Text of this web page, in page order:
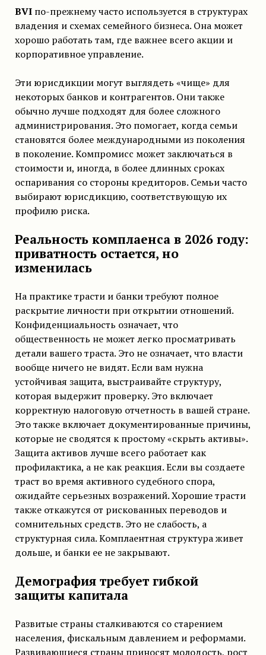
BVIпо-прежнему часто используется в структурах
владения и схемах семейного бизнеса. Она может
хорошо работать там, где важнее всего акции и
корпоративное управление.
Эти юрисдикции могут выглядеть «чище» для
некоторых банков и контрагентов. Они также
обычно лучше подходят для более сложного
администрирования. Это помогает, когда семьи
становятся более международными из поколения
в поколение. Компромисс может заключаться в
стоимости и, иногда, в более длинных сроках
оспаривания со стороны кредиторов. Семьи часто
выбирают юрисдикцию, соответствующую их
профилю риска.
Реальность комплаенса в 2026 году:
приватность остается, но
изменилась
На практике трасти и банки требуют полное
раскрытие личности при открытии отношений.
Конфиденциальность означает, что
общественность не может легко просматривать
детали вашего траста. Это не означает, что власти
вообще ничего не видят. Если вам нужна
устойчивая защита, выстраивайте структуру,
которая выдержит проверку. Это включает
корректную налоговую отчетность в вашей стране.
Это также включает документированные причины,
которые не сводятся к простому «скрыть активы».
Защита активов лучше всего работает как
профилактика, а не как реакция. Если вы создаете
траст во время активного судебного спора,
ожидайте серьезных возражений. Хорошие трасти
также откажутся от рискованных переводов и
сомнительных средств. Это не слабость, а
структурная сила. Комплаентная структура живет
дольше, и банки ее не закрывают.
Демография требует гибкой
защиты капитала
Развитые страны сталкиваются со старением
населения, фискальным давлением и реформами.
Развивающиеся страны приносят молодость, рост